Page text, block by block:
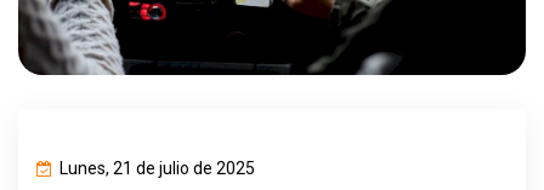
Lunes, 21 de julio de 2025